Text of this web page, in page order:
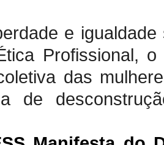
e
Profissional,
das
de